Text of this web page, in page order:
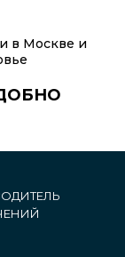
в Москве и